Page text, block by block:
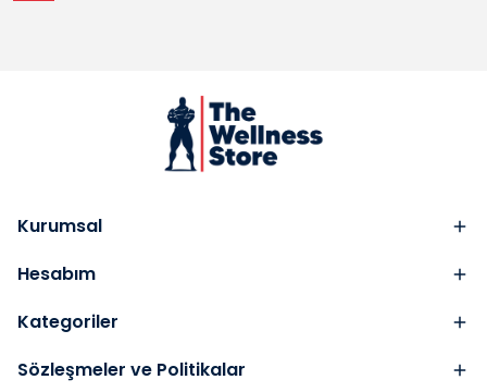
Kurumsal
Hesabım
Kategoriler
Sözleşmeler ve Politikalar